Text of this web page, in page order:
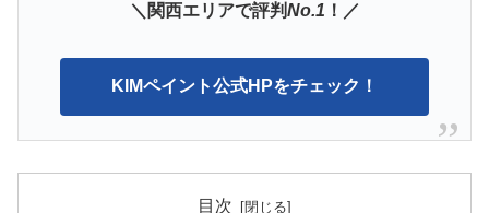
＼関西エリアで評判No.1 ！／
KIMペイント公式HPをチェック！
目次